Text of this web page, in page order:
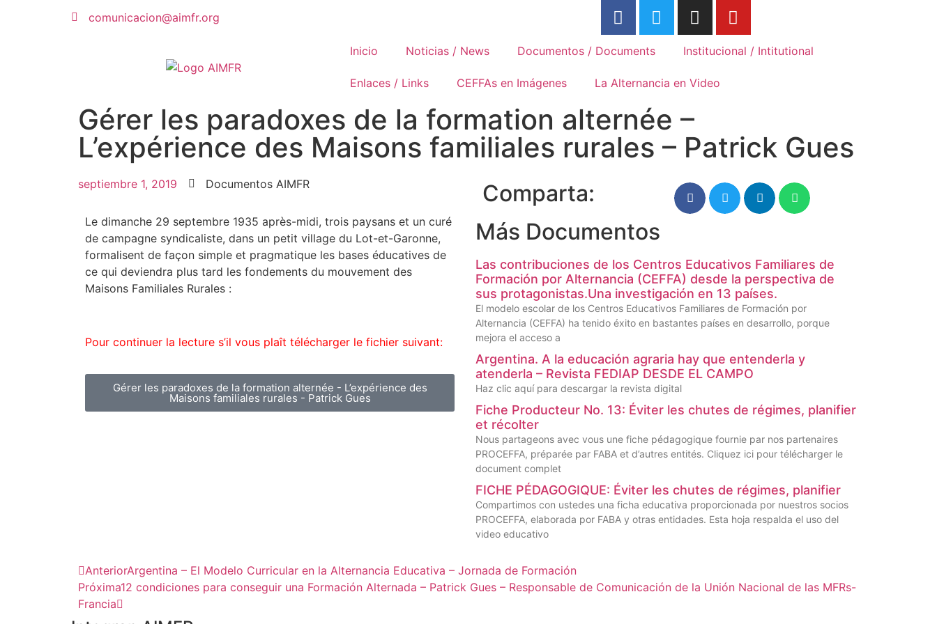
comunicacion@aimfr.org
Mouvements Familiaux de
Formation Rurale
Inicio
Noticias / News Documentos / Documents Institucional / Intitutional
Enlaces / Links CEFFAs en Imágenes La Alternancia en Video
Gérer les paradoxes de la formation alternée –
L’expérience des Maisons familiales rurales – Patrick Gues
septiembre 1, 2019 Documentos AIMFR
Le dimanche 29 septembre 1935 après-midi, trois paysans et un curé
de campagne syndicaliste, dans un petit village du Lot-et-Garonne,
formalisent de façon simple et pragmatique les bases éducatives de
ce qui deviendra plus tard les fondements du mouvement des
Maisons Familiales Rurales :
Pour continuer la lecture s’il vous plaît télécharger le fichier suivant:
Gérer les paradoxes de la formation alternée - L’expérience des
Maisons familiales rurales - Patrick Gues
Comparta:
Más Documentos
Las contribuciones de los Centros Educativos Familiares de
Formación por Alternancia (CEFFA) desde la perspectiva de
sus protagonistas.Una investigación en 13 países.
El modelo escolar de los Centros Educativos Familiares de Formación por
Alternancia (CEFFA) ha tenido éxito en bastantes países en desarrollo, porque
mejora el acceso a
Argentina. A la educación agraria hay que entenderla y
atenderla – Revista FEDIAP DESDE EL CAMPO
Haz clic aquí para descargar la revista digital
Fiche Producteur No. 13: Éviter les chutes de régimes, planifier
et récolter
Nous partageons avec vous une fiche pédagogique fournie par nos partenaires
PROCEFFA, préparée par FABA et d’autres entités. Cliquez ici pour télécharger le
document complet
FICHE PÉDAGOGIQUE: Éviter les chutes de régimes, planifier
Compartimos con ustedes una ficha educativa proporcionada por nuestros socios
PROCEFFA, elaborada por FABA y otras entidades. Esta hoja respalda el uso del
video educativo
AnteriorArgentina – El Modelo Curricular en la Alternancia Educativa – Jornada de Formación
Próxima12 condiciones para conseguir una Formación Alternada – Patrick Gues – Responsable de Comunicación de la Unión Nacional de las MFRs-
Francia